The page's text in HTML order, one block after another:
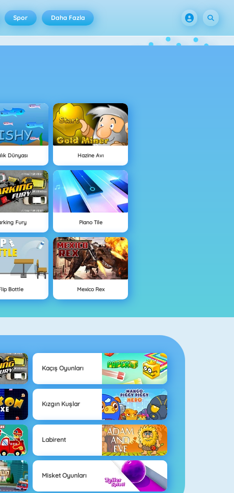
Spor Daha Fazla
Dünyası Hazine Avı
Fury Piano Tile
Bottle Mexico Rex
Kaçış Oyunları
Kızgın Kuşlar
Labirent
Misket Oyunları